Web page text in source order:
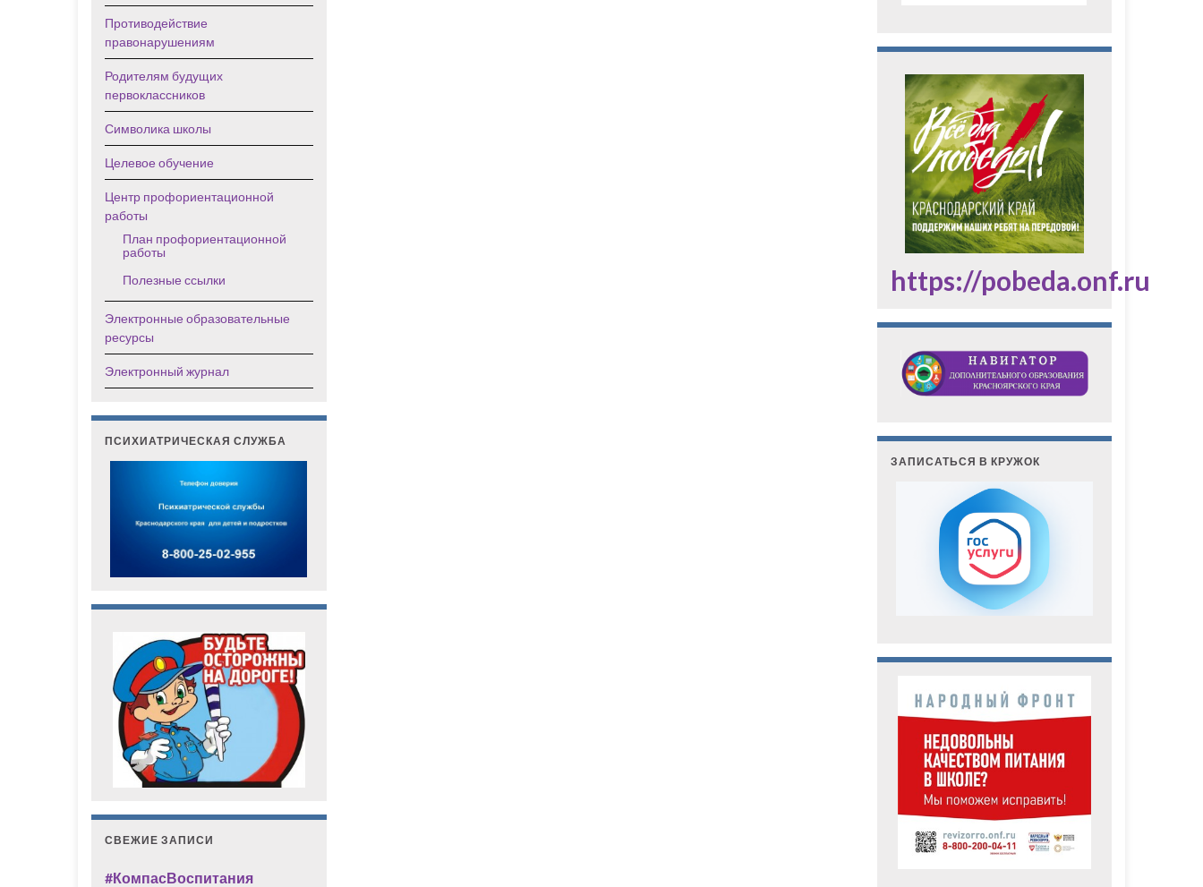
Противодействие
правонарушениям
Родителям будущих
первоклассников
Символика школы
Целевое обучение
Центр профориентационной
работы
План профориентационной
работы
Полезные ссылки
Электронные образовательные
ресурсы
Электронный журнал
ПСИХИАТРИЧЕСКАЯ СЛУЖБА
СВЕЖИЕ ЗАПИСИ
#КомпасВоспитания
https://pobeda.onf.ru
ЗАПИСАТЬСЯ В КРУЖОК